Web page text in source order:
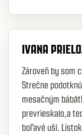
IVANA
Zároveň by som
Strečne
mesačným
prevrieskalo,a
boľavé uši.